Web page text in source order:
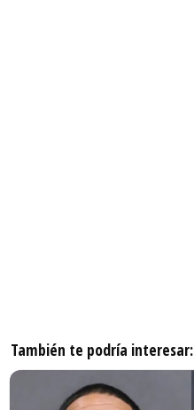
También te podría interesar: